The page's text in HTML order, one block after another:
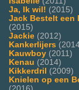
Ja, Ik wil! (2015)
Jack Bestelt een
(2015)
Jackie (2012)
Kankerlijers
Kauwboy (2011)
Kenau (2014)
Kikkerdril (2009)
Knielen op een